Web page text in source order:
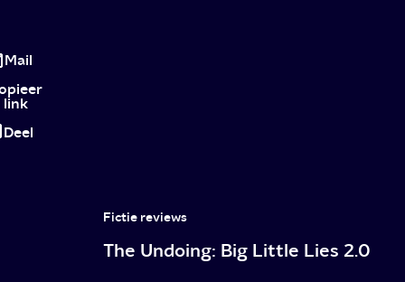
Reality
Mail
link
Deel
Fictie reviews
The Undoing: Big Little Lies 2.0